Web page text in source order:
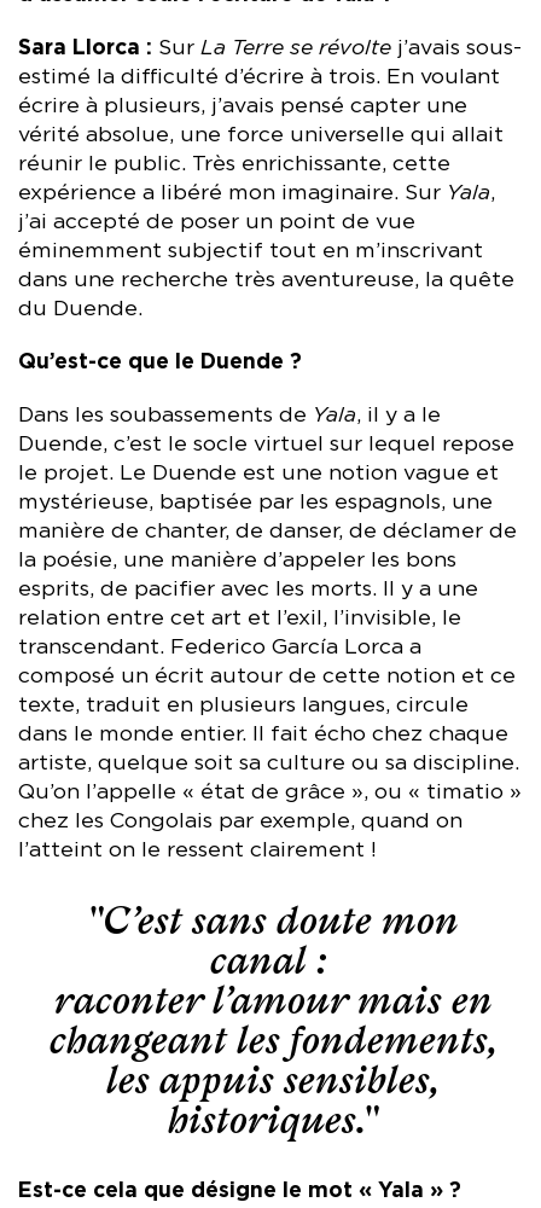
Sara Llorca : Sur La Terre se révolte j’avais sous-
estimé la difficulté d’écrire à trois. En voulant
écrire à plusieurs, j’avais pensé capter une
vérité absolue, une force universelle qui allait
réunir le public. Très enrichissante, cette
expérience a libéré mon imaginaire. Sur Yala,
j’ai accepté de poser un point de vue
éminemment subjectif tout en m’inscrivant
dans une recherche très aventureuse, la quête
du Duende.
Qu’est-ce que le Duende ?
Dans les soubassements de Yala, il y a le
Duende, c’est le socle virtuel sur lequel repose
le projet. Le Duende est une notion vague et
mystérieuse, baptisée par les espagnols, une
manière de chanter, de danser, de déclamer de
la poésie, une manière d’appeler les bons
esprits, de pacifier avec les morts. Il y a une
relation entre cet art et l’exil, l’invisible, le
transcendant. Federico García Lorca a
composé un écrit autour de cette notion et ce
texte, traduit en plusieurs langues, circule
dans le monde entier. Il fait écho chez chaque
artiste, quelque soit sa culture ou sa discipline.
Qu’on l’appelle « état de grâce », ou « timatio »
chez les Congolais par exemple, quand on
l’atteint on le ressent clairement !
"C’est sans doute mon
canal :
raconter l’amour mais en
changeant les fondements,
les appuis sensibles,
historiques."
Est-ce cela que désigne le mot « Yala » ?